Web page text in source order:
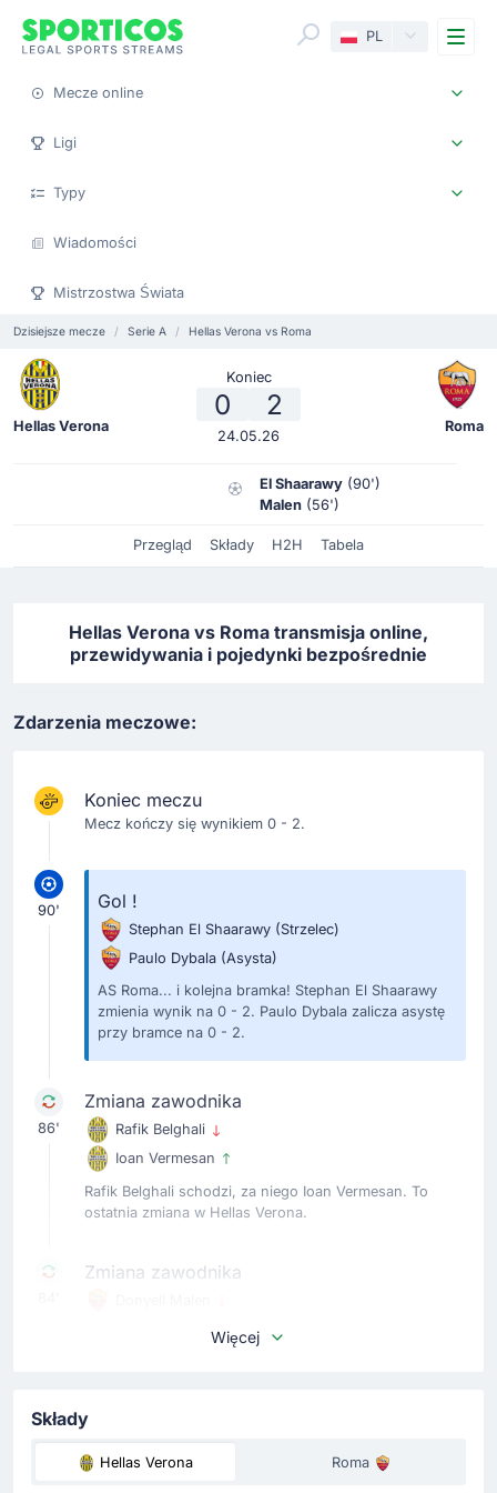
PL
Mecze online
Ligi
Typy
Wiadomości
Mistrzostwa Świata
Dzisiejsze mecze Serie A Hellas Verona vs Roma
Hellas Verona
Koniec
0 2
24.05.26
Roma
El Shaarawy (90')
Malen (56')
Przegląd Składy H2H Tabela
Hellas Verona vs Roma transmisja online,
przewidywania i pojedynki bezpośrednie
Zdarzenia meczowe:
Koniec meczu
Mecz kończy się wynikiem 0 - 2.
90' Gol !
Stephan El Shaarawy (Strzelec)
Paulo Dybala (Asysta)
AS Roma... i kolejna bramka! Stephan El Shaarawy
zmienia wynik na 0 - 2. Paulo Dybala zalicza asystę
przy bramce na 0 - 2.
86'
Zmiana zawodnika
Rafik Belghali
Ioan Vermesan
Rafik Belghali schodzi, za niego Ioan Vermesan. To
ostatnia zmiana w Hellas Verona.
Zmiana zawodnika
Jan Ziolkowski
Więcej
Składy
Hellas Verona Roma